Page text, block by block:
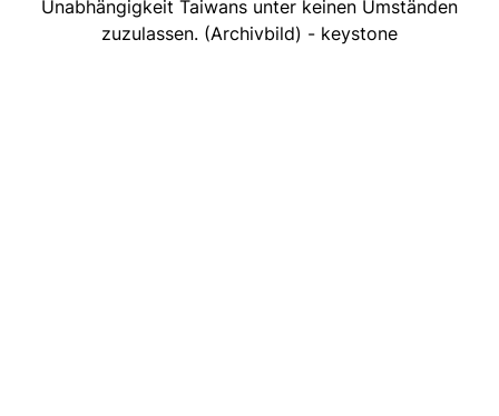
Unabhängigkeit Taiwans unter keinen Umständen
zuzulassen. (Archivbild) - keystone